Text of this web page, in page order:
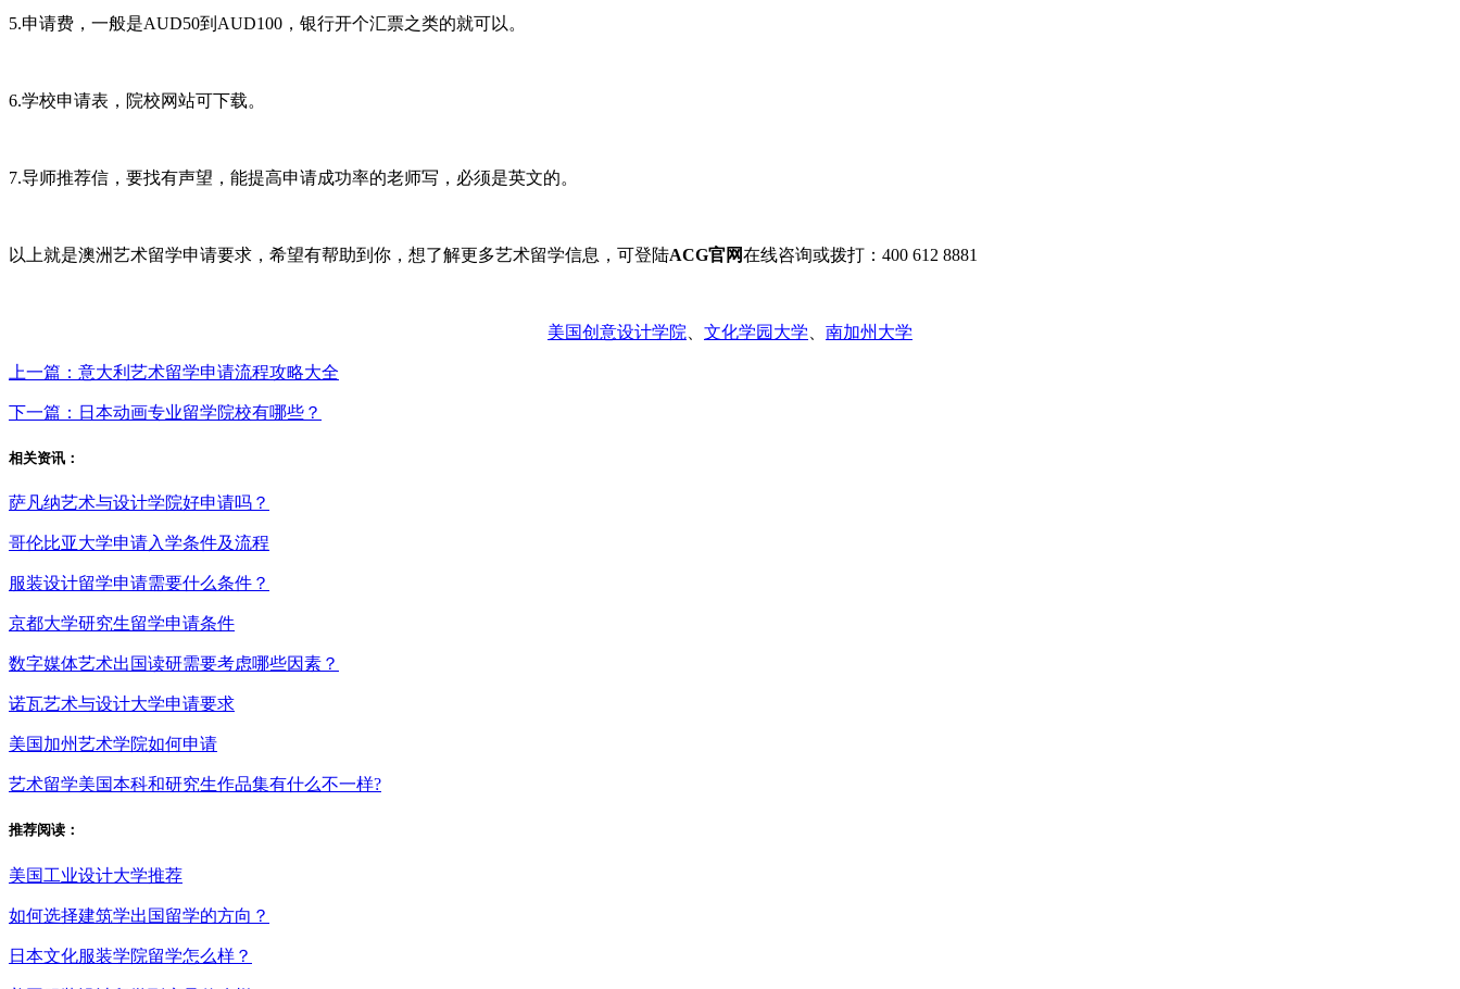
5.申请费，一般是AUD50到AUD100，银行开个汇票之类的就可以。
6.学校申请表，院校网站可下载。
7.导师推荐信，要找有声望，能提高申请成功率的老师写，必须是英文的。
以上就是澳洲艺术留学申请要求，希望有帮助到你，想了解更多艺术留学信息，可登陆ACG官网在线咨询或拨打：400 612 8881
美国创意设计学院 文化学园大学 南加州大学
上一篇：意大利艺术留学申请流程攻略大全
下一篇：日本动画专业留学院校有哪些？
相关资讯：
萨凡纳艺术与设计学院好申请吗？
哥伦比亚大学申请入学条件及流程
服装设计留学申请需要什么条件？
京都大学研究生留学申请条件
数字媒体艺术出国读研需要考虑哪些因素？
诺瓦艺术与设计大学申请要求
美国加州艺术学院如何申请
艺术留学美国本科和研究生作品集有什么不一样?
推荐阅读：
美国工业设计大学推荐
如何选择建筑学出国留学的方向？
日本文化服装学院留学怎么样？